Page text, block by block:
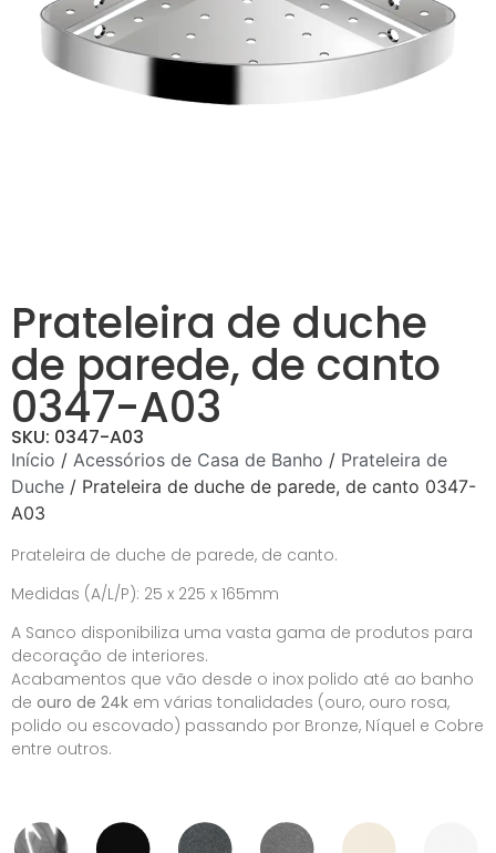
Prateleira de duche
de parede, de canto
0347-A03
SKU: 0347-A03
Início / Acessórios de Casa de Banho / Prateleira de
Duche / Prateleira de duche de parede, de canto 0347-
A03
Prateleira de duche de parede, de canto.
Medidas (A/L/P): 25 x 225 x 165mm
A Sanco disponibiliza uma vasta gama de produtos para
decoração de interiores.
Acabamentos que vão desde o inox polido até ao banho
de ouro de 24k em várias tonalidades (ouro, ouro rosa,
polido ou escovado) passando por Bronze, Níquel e Cobre
entre outros.